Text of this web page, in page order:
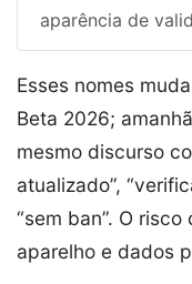
aparência de
Esses nomes
Beta 2026;
mesmo discurso
atualizado”,
“sem ban”. O
aparelho e dados